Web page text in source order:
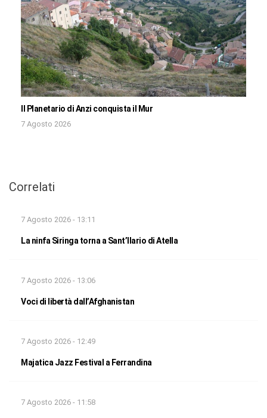
Il Planetario di Anzi conquista il Mur
7 Agosto 2026
Correlati
7 Agosto 2026 - 13:11
La ninfa Siringa torna a Sant’Ilario di Atella
7 Agosto 2026 - 13:06
Voci di libertà dall’Afghanistan
7 Agosto 2026 - 12:49
Majatica Jazz Festival a Ferrandina
7 Agosto 2026 - 11:58